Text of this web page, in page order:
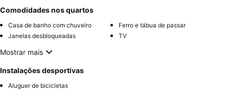
Comodidades nos quartos
Casa de banho com chuveiro
Ferro e tábua de passar
Janelas desbloqueadas
TV
Mostrar mais
Instalações desportivas
Aluguer de bicicletas